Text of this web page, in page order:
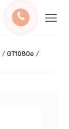
/ GT1080e /